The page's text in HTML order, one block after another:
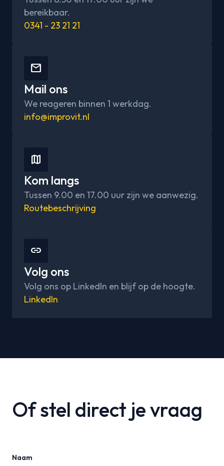
bereikbaar.
0341 - 23 21 21
email
Mail ons
We reageren binnen 1 werkdag.
info@improvit.nl
map
Kom langs
Tussen 9.00 en 17.00 uur zijn we aanwezig.
Routebeschrijving
link
Volg ons
Volg ons op LinkedIn en blijf op de hoogte.
LinkedIn
Of stel direct je vraag
Naam